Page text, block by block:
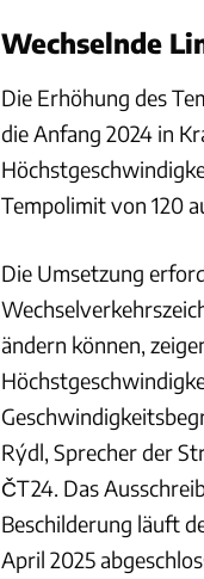
Wechselnde
Die Erhöhung des
die Anfang 2024 in
Tempolimit von 120
Die Umsetzung
ändern können,
Rýdl, Sprecher der
ČT24. Das
Beschilderung läuft
April 2025